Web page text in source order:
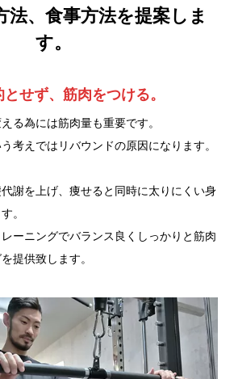
法、食事方法を提案しま
す。
せず、筋肉をつける。
る為には筋肉量も重要です。
考えではリバウンドの原因になります。
謝を上げ、痩せると同時に太りにくい身
。
ーニングでバランス良くしっかりと筋肉
提供致します。